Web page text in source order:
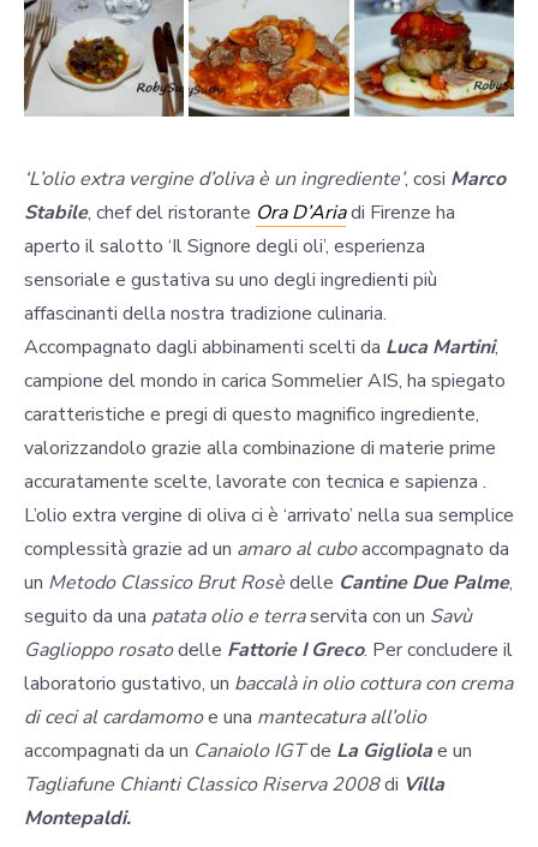
‘L’olio extra vergine d’oliva è un ingrediente’, cosi Marco
Stabile, chef del ristorante Ora D’Ariadi Firenze ha
aperto il salotto ‘Il Signore degli oli’, esperienza
sensoriale e gustativa su uno degli ingredienti più
affascinanti della nostra tradizione culinaria.
Accompagnato dagli abbinamenti scelti da Luca Martini,
campione del mondo in carica Sommelier AIS, ha spiegato
caratteristiche e pregi di questo magnifico ingrediente,
valorizzandolo grazie alla combinazione di materie prime
accuratamente scelte, lavorate con tecnica e sapienza .
L’olio extra vergine di oliva ci è ‘arrivato’ nella sua semplice
complessità grazie ad un amaro al cuboaccompagnato da
un Metodo Classico Brut Rosèdelle Cantine Due Palme,
seguito da una patata olio e terraservita con un Savù
Gaglioppo rosatodelle Fattorie I Greco. Per concludere il
laboratorio gustativo, un baccalà in olio cottura con crema
di ceci al cardamomoe una mantecatura all’olio
accompagnati da un Canaiolo IGTde La Gigliolae un
Tagliafune Chianti Classico Riserva 2008di Villa
Montepaldi.